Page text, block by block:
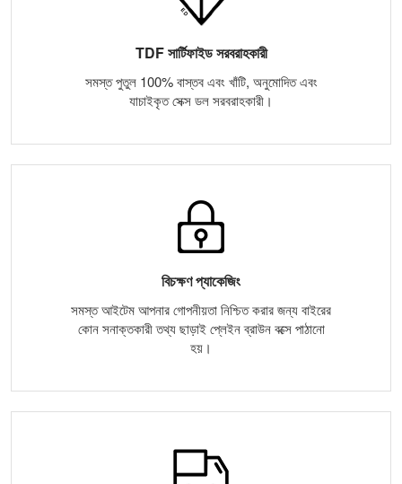
TDF সার্টিফাইড সরবরাহকারী
সমস্ত পুতুল 100% বাস্তব এবং খাঁটি, অনুমোদিত এবং
যাচাইকৃত সেক্স ডল সরবরাহকারী।
বিচক্ষণ প্যাকেজিং
সমস্ত আইটেম আপনার গোপনীয়তা নিশ্চিত করার জন্য বাইরের
কোন সনাক্তকারী তথ্য ছাড়াই প্লেইন ব্রাউন বক্সে পাঠানো
হয়।